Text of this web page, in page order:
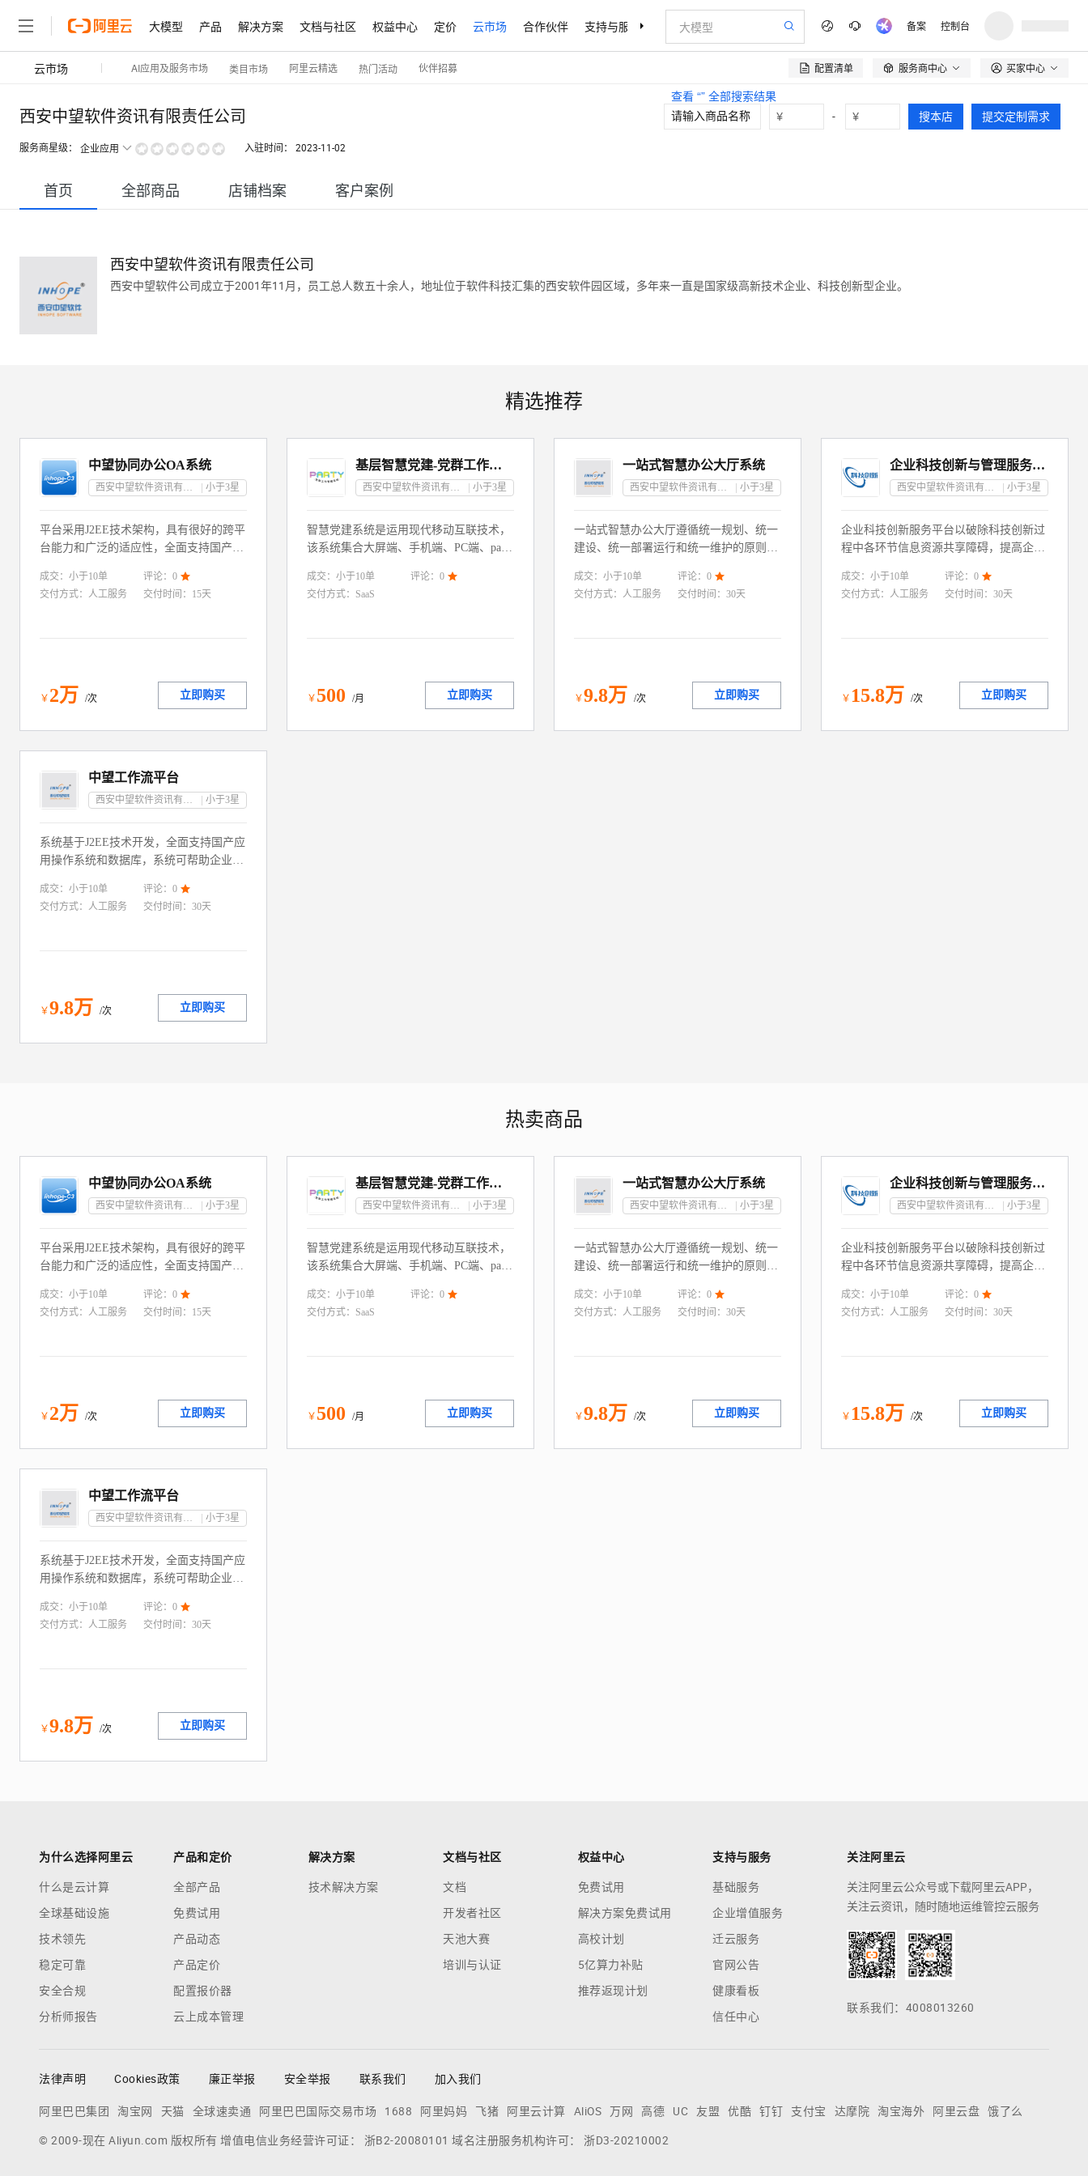
大模型 产品 解决方案 文档与社区 权益中心 定价 云市场 合作伙伴 支持与服务 了解阿里云
查看 “” 全部搜索结果
备案 控制台
云市场 AI应用及服务市场 类目市场 阿里云精选 热门活动 伙伴招募 配置清单  服务商中心 买家中心
西安中望软件资讯有限责任公司
服务商星级： 企业应用 入驻时间： 2023-11-02
¥ - ¥ 搜本店 提交定制需求
首页 全部商品 店铺档案 客户案例
西安中望软件资讯有限责任公司
西安中望软件公司成立于2001年11月，员工总人数五十余人，地址位于软件科技汇集的西安软件园区域，多年来一直是国家级高新技术企业、科技创新型企业。
精选推荐
中望协同办公OA系统
西安中望软件资讯有限责任公司 小于3星
平台采用J2EE技术架构，具有很好的跨平
台能力和广泛的适应性，全面支持国产化
梦，人大金仓。平台具有快速安装，支持
自动化配置，自带数据库优点，企业版支
成交： 小于10单 评论： 0 
交付方式： 人工服务 交付时间： 15天
￥ 2万 /次 立即购买
基层智慧党建-党群工作管理系统
西安中望软件资讯有限责任公司 小于3星
智慧党建系统是运用现代移动互联技术，
该系统集合大屏端、手机端、PC端、pad
各党组织对人员、日常办公、活动组织、
学习教育等进行管理，是加强党组织建
成交： 小于10单 评论： 0 
交付方式： SaaS
￥ 500 /月 立即购买
一站式智慧办公大厅系统
西安中望软件资讯有限责任公司 小于3星
一站式智慧办公大厅遵循统一规划、统一
建设、统一部署运行和统一维护的原则，
据聚合等方式将各个独立的业务系统进行
有机融合，为企业不同组织、用户提供个
成交： 小于10单 评论： 0 
交付方式： 人工服务 交付时间： 30天
￥9.8万 /次 立即购买
企业科技创新与管理服务平台
西安中望软件资讯有限责任公司 小于3星
企业科技创新服务平台以破除科技创新过
程中各环节信息资源共享障碍，提高企业
化水平为目的，而建立的一款科技创新管
理与服务的智能化水平建立企业科技创新
成交： 小于10单 评论： 0 
交付方式： 人工服务 交付时间： 30天
￥ 15.8万 /次 立即购买
中望工作流平台
西安中望软件资讯有限责任公司 小于3星
系统基于J2EE技术开发，全面支持国产应
用操作系统和数据库，系统可帮助企业进
设计界面、可实现快速构建与交付。系统
经过二十余年的更迭以及大量市场客户实
成交： 小于10单 评论： 0 
交付方式： 人工服务 交付时间： 30天
￥9.8万 /次 立即购买
热卖商品
中望协同办公OA系统
西安中望软件资讯有限责任公司 小于3星
平台采用J2EE技术架构，具有很好的跨平
台能力和广泛的适应性，全面支持国产化
梦，人大金仓。平台具有快速安装，支持
自动化配置，自带数据库优点，企业版支
成交： 小于10单 评论： 0 
交付方式： 人工服务 交付时间： 15天
￥ 2万 /次 立即购买
基层智慧党建-党群工作管理系统
西安中望软件资讯有限责任公司 小于3星
智慧党建系统是运用现代移动互联技术，
该系统集合大屏端、手机端、PC端、pad
各党组织对人员、日常办公、活动组织、
学习教育等进行管理，是加强党组织建
成交： 小于10单 评论： 0 
交付方式： SaaS
￥ 500 /月 立即购买
一站式智慧办公大厅系统
西安中望软件资讯有限责任公司 小于3星
一站式智慧办公大厅遵循统一规划、统一
建设、统一部署运行和统一维护的原则，
据聚合等方式将各个独立的业务系统进行
有机融合，为企业不同组织、用户提供个
成交： 小于10单 评论： 0 
交付方式： 人工服务 交付时间： 30天
￥9.8万 /次 立即购买
企业科技创新与管理服务平台
西安中望软件资讯有限责任公司 小于3星
企业科技创新服务平台以破除科技创新过
程中各环节信息资源共享障碍，提高企业
化水平为目的，而建立的一款科技创新管
理与服务的智能化水平建立企业科技创新
成交： 小于10单 评论： 0 
交付方式： 人工服务 交付时间： 30天
￥ 15.8万 /次 立即购买
中望工作流平台
西安中望软件资讯有限责任公司 小于3星
系统基于J2EE技术开发，全面支持国产应
用操作系统和数据库，系统可帮助企业进
设计界面、可实现快速构建与交付。系统
经过二十余年的更迭以及大量市场客户实
成交： 小于10单 评论： 0 
交付方式： 人工服务 交付时间： 30天
￥9.8万 /次 立即购买
为什么选择阿里云
什么是云计算
全球基础设施
技术领先
稳定可靠
安全合规
分析师报告
产品和定价
全部产品
免费试用
产品动态
产品定价
配置报价器
云上成本管理
解决方案
技术解决方案
文档与社区
文档
开发者社区
天池大赛
培训与认证
权益中心
免费试用
解决方案免费试用
高校计划
5亿算力补贴
推荐返现计划
支持与服务
基础服务
企业增值服务
迁云服务
官网公告
健康看板
信任中心
关注阿里云
关注阿里云公众号或下载阿里云APP，
关注云资讯，随时随地运维管控云服务
联系我们：4008013260
法律声明 Cookies政策 廉正举报 安全举报 联系我们 加入我们
阿里巴巴集团 淘宝网 天猫 全球速卖通 阿里巴巴国际交易市场 1688 阿里妈妈 飞猪 阿里云计算 AliOS 万网 高德 UC 友盟 优酷 钉钉 支付宝 达摩院 淘宝海外 阿里云盘 饿了么
© 2009-现在 Aliyun.com 版权所有 增值电信业务经营许可证： 浙B2-20080101 域名注册服务机构许可： 浙D3-20210002